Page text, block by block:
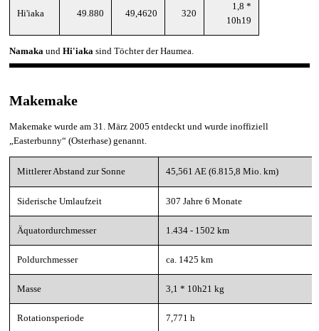
Hi'iaka 49.880 49,4620 320
1,8 *
10h19
Namaka und Hi'iaka sind Töchter der Haumea.
Makemake
Makemake wurde am 31. März 2005 entdeckt und wurde inoffiziell
„Easterbunny“ (Osterhase) genannt.
Mittlerer Abstand zur Sonne 45,561 AE (6.815,8 Mio. km)
Siderische Umlaufzeit 307 Jahre 6 Monate
Äquatordurchmesser 1.434 - 1502 km
Poldurchmesser ca. 1425 km
Masse 3,1 * 10h21 kg
Rotationsperiode 7,771 h